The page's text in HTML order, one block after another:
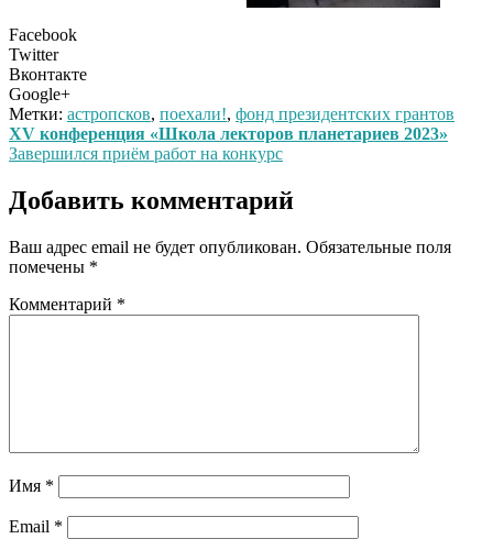
Facebook
Twitter
Вконтакте
Google+
Метки: астропсков, поехали!, фонд президентских грантов
Навигация
по
записям
XV конференция «Школа лекторов планетариев 2023»
Завершился приём работ на конкурс
Добавить комментарий
Ваш адрес email не будет опубликован. Обязательные поля
помечены *
Комментарий *
Имя *
Email *